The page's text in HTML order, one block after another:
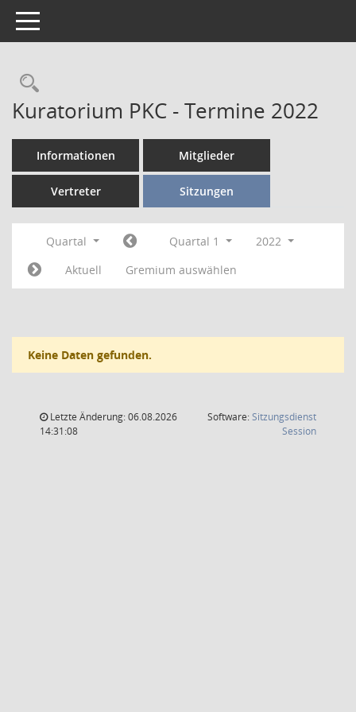
Toggle navigation
Kuratorium PKC - Termine 2022
Informationen Mitglieder
Vertreter Sitzungen
Quartal Quartal 1
2022
Aktuell
Gremium auswählen
Keine Daten gefunden.
Letzte Änderung: 06.08.2026
14:31:08
Software:Sitzungsdienst
Session(Wird in